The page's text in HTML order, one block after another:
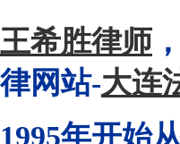
王希胜律师
律网站-大连
1995年开始